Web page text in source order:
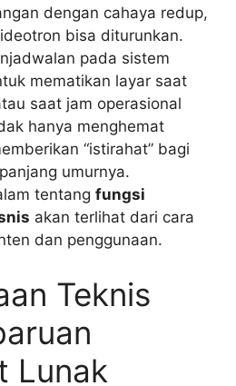
dengan cahaya redup,
bisa diturunkan.
pada sistem
mematikan layar saat
saat jam operasional
hanya menghemat
“istirahat” bagi
umurnya.
tentang fungsi
akan terlihat dari cara
dan penggunaan.
Teknis
Lunak